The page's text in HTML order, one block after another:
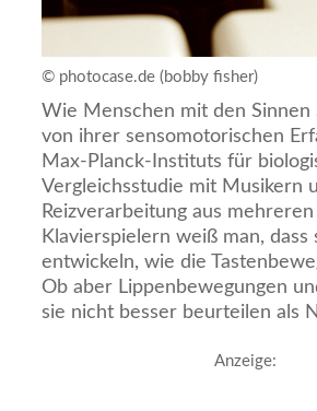
© photocase.de (bobby fisher)
Wie Menschen mit den Sinnen
von ihrer sensomotorischen
Max-Planck-Instituts für
Vergleichsstudie mit Musikern
Reizverarbeitung aus
Klavierspielern weiß man,
entwickeln, wie die
Ob aber Lippenbewegungen
sie nicht besser beurteilen als
Anzeige: